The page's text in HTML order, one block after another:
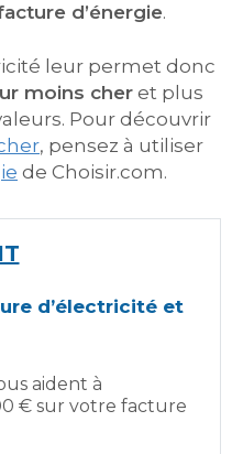
d’énergie.
leur permet donc
moins cheret plus
Pour découvrir
, pensez à utiliser
de Choisir.com.
d’électricité et
aident à
€ sur votre facture